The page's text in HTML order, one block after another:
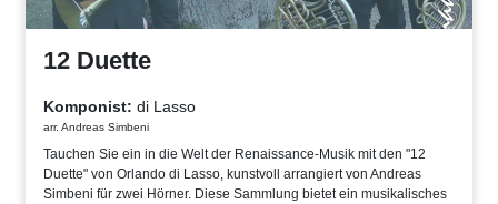
12 Duette
Komponist: di Lasso
arr. Andreas Simbeni
Tauchen Sie ein in die Welt der Renaissance-Musik mit den "12
Duette" von Orlando di Lasso, kunstvoll arrangiert von Andreas
Simbeni für zwei Hörner. Diese Sammlung bietet ein musikalisches